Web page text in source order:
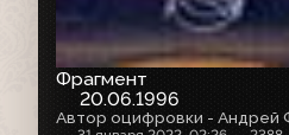
Фрагмент
20.06.1996
Автор оцифровки - Андрей